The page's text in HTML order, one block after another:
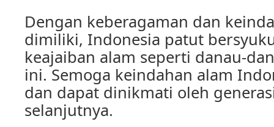
Dengan keberagaman dan
dimiliki, Indonesia patut
keajaiban alam seperti danau-
ini. Semoga keindahan alam
dan dapat dinikmati oleh
selanjutnya.